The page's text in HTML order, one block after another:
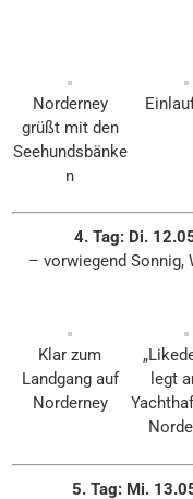
Norderney
grüßt mit den
Seehundsbänke
n
4. Tag: Di.
– vorwiegend Sonnig,
Klar zum
Landgang auf
Norderney
legt
5. Tag: Mi.